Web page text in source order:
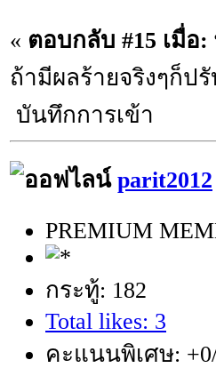
« ตอบกลับ #15 เมื่อ:
ถ้ามีผลร้ายจริงๆก็ป
บันทึกการเข้า
parit2012
PREMIUM
กระทู้: 182
Total likes: 3
คะแนนพิเศษ: